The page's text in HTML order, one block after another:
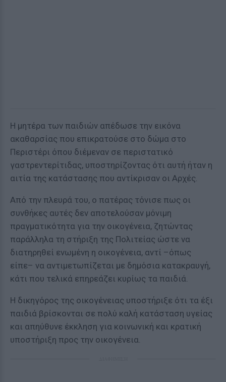
Η μητέρα των παιδιών απέδωσε την εικόνα
ακαθαρσίας που επικρατούσε στο δώμα στο
Περιστέρι όπου διέμεναν σε περιστατικό
γαστρεντερίτιδας, υποστηρίζοντας ότι αυτή ήταν η
αιτία της κατάστασης που αντίκρισαν οι Αρχές.
Από την πλευρά του, ο πατέρας τόνισε πως οι
συνθήκες αυτές δεν αποτελούσαν μόνιμη
πραγματικότητα για την οικογένεια, ζητώντας
παράλληλα τη στήριξη της Πολιτείας ώστε να
διατηρηθεί ενωμένη η οικογένεια, αντί –όπως
είπε– να αντιμετωπίζεται με δημόσια κατακραυγή,
κάτι που τελικά επηρεάζει κυρίως τα παιδιά.
Η δικηγόρος της οικογένειας υποστήριξε ότι τα έξι
παιδιά βρίσκονται σε πολύ καλή κατάσταση υγείας
και απηύθυνε έκκληση για κοινωνική και κρατική
υποστήριξη προς την οικογένεια.